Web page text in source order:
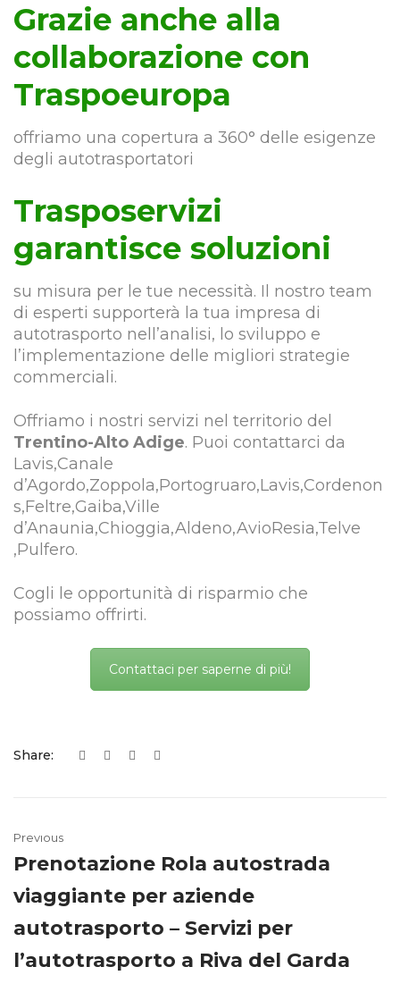
Grazie anche alla
collaborazione con
Traspoeuropa
offriamo una copertura a 360° delle esigenze
degli autotrasportatori
Trasposervizi
garantisce soluzioni
su misura per le tue necessità. Il nostro team
di esperti supporterà la tua impresa di
autotrasporto nell’analisi, lo sviluppo e
l’implementazione delle migliori strategie
commerciali.
Offriamo i nostri servizi nel territorio del
Trentino-Alto Adige. Puoi contattarci da
Lavis,Canale
d’Agordo,Zoppola,Portogruaro,Lavis,Cordenon
s,Feltre,Gaiba,Ville
d’Anaunia,Chioggia,Aldeno,AvioResia,Telve
,Pulfero.
Cogli le opportunità di risparmio che
possiamo offrirti.
Contattaci per saperne di più!
Share:
Previous
Prenotazione Rola autostrada
viaggiante per aziende
autotrasporto – Servizi per
l’autotrasporto a Riva del Garda